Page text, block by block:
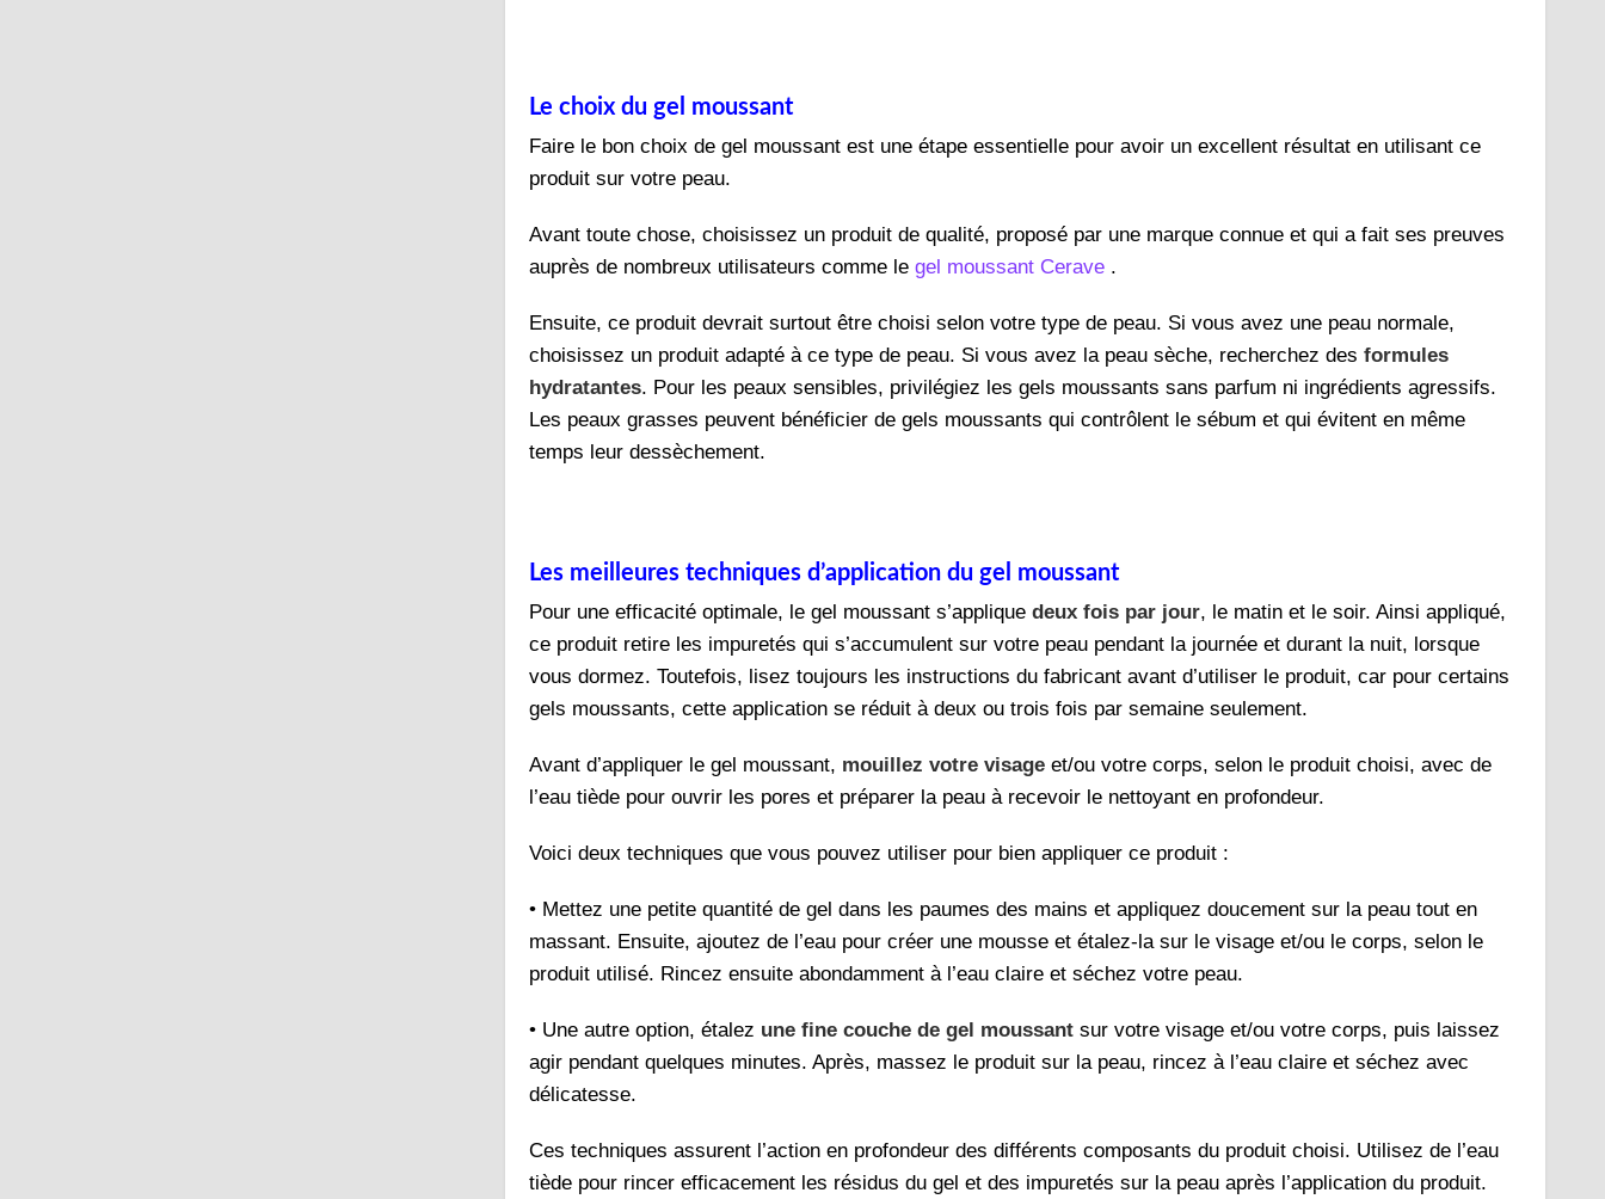
Le choix du gel moussant
Faire le bon choix de gel moussant est une étape essentielle pour avoir un excellent résultat en utilisant ce
produit sur votre peau.
Avant toute chose, choisissez un produit de qualité, proposé par une marque connue et qui a fait ses preuves
auprès de nombreux utilisateurs comme legel moussant Cerave .
Ensuite, ce produit devrait surtout être choisi selon votre type de peau. Si vous avez une peau normale,
choisissez un produit adapté à ce type de peau. Si vous avez la peau sèche, recherchez desformules
hydratantes. Pour les peaux sensibles, privilégiez les gels moussants sans parfum ni ingrédients agressifs.
Les peaux grasses peuvent bénéficier de gels moussants qui contrôlent le sébum et qui évitent en même
temps leur dessèchement.
Les meilleures techniques d’application du gel moussant
Pour une efficacité optimale, le gel moussant s’appliquedeux fois par jour, le matin et le soir. Ainsi appliqué,
ce produit retire les impuretés qui s’accumulent sur votre peau pendant la journée et durant la nuit, lorsque
vous dormez. Toutefois, lisez toujours les instructions du fabricant avant d’utiliser le produit, car pour certains
gels moussants, cette application se réduit à deux ou trois fois par semaine seulement.
Avant d’appliquer le gel moussant, mouillez votre visage et/ou votre corps, selon le produit choisi, avec de
l’eau tiède pour ouvrir les pores et préparer la peau à recevoir le nettoyant en profondeur.
Voici deux techniques que vous pouvez utiliser pour bien appliquer ce produit :
• Mettez une petite quantité de gel dans les paumes des mains et appliquez doucement sur la peau tout en
massant. Ensuite, ajoutez de l’eau pour créer une mousse et étalez-la sur le visage et/ou le corps, selon le
produit utilisé. Rincez ensuite abondamment à l’eau claire et séchez votre peau.
• Une autre option, étalez une fine couche de gel moussant sur votre visage et/ou votre corps, puis laissez
agir pendant quelques minutes. Après, massez le produit sur la peau, rincez à l’eau claire et séchez avec
délicatesse.
Ces techniques assurent l’action en profondeur des différents composants du produit choisi. Utilisez de l’eau
tiède pour rincer efficacement les résidus du gel et des impuretés sur la peau après l’application du produit.